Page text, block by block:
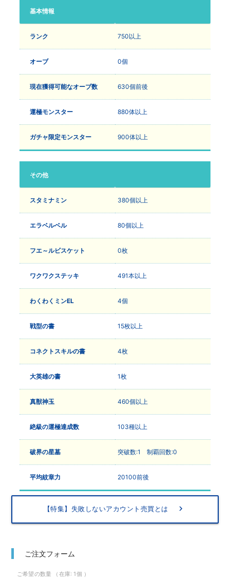
基本情報
ランク 750以上
オーブ 0個
現在獲得可能なオーブ数 630個前後
運極モンスター 880体以上
ガチャ限定モンスター 900体以上
その他
スタミナミン 380個以上
エラベルベル 80個以上
フエ～ルビスケット 0枚
ワクワクステッキ 491本以上
わくわくミンEL 4個
戦型の書 15枚以上
コネクトスキルの書 4枚
大英雄の書 1枚
真獣神玉 460個以上
絶級の運極達成数 103種以上
破界の星墓 突破数:1 制覇回数:0
平均紋章力 20100前後
【特集】失敗しないアカウント売買とは keyboard_arrow_right
ご注文フォーム
ご希望の数量 （在庫: 1個 ）